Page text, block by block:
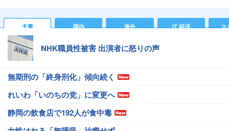
主要 国内 海外 IT 経済 ス
NHK職員性被害 出演者に怒りの声
無期刑の「終身刑化」傾向続く
れいわ「いのちの党」に変更へ
静岡の飲食店で192人が食中毒